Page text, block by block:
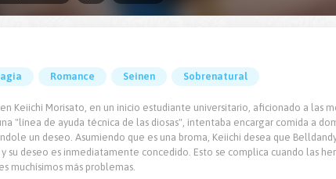
Romance Seinen Sobrenatural
Keiichi Morisato, en un inicio estudiante universitario, aficionado a las
"línea de ayuda técnica de las diosas", intentaba encargar comida a
un deseo. Asumiendo que es una broma, Keiichi desea que
su deseo es inmediatamente concedido. Esto se complica cuando las
muchísimos más problemas.